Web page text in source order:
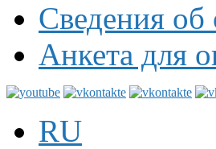
Сведения об
Анкета для
RU